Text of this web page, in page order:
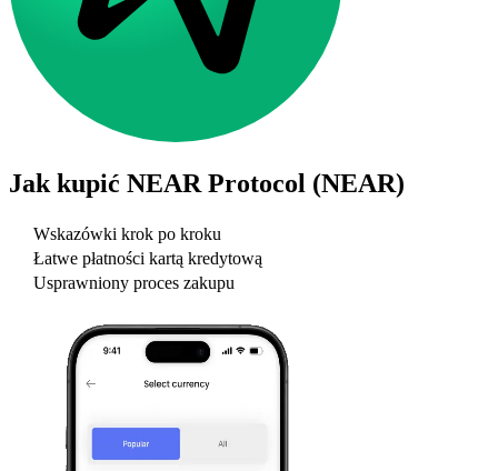
Jak kupić NEAR Protocol (NEAR)
Wskazówki krok po kroku
Łatwe płatności kartą kredytową
Usprawniony proces zakupu